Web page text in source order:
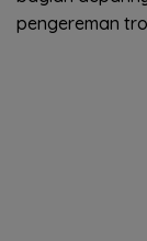
pengereman